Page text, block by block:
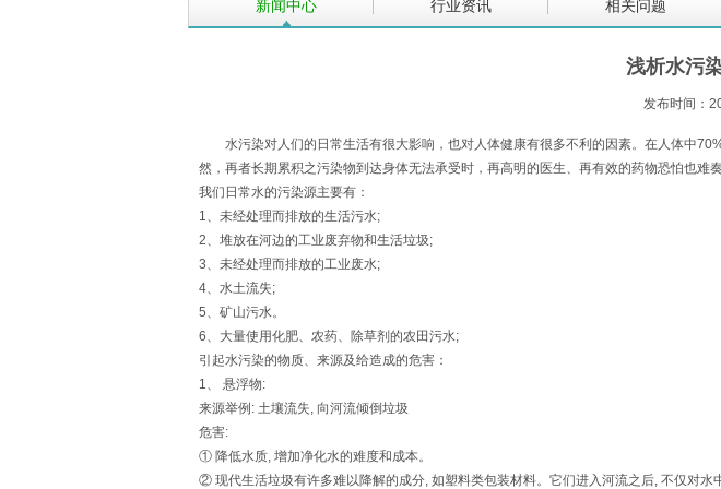
新闻中心 行业资讯 相关问题
浅析水污
发布时间：
水污染对人们的日常生活有很大影响，也对人体健康有很多不利的因素。在人体中
然，再者长期累积之污染物到达身体无法承受时，再高明的医生、再有效的药物恐怕也难
我们日常水的污染源主要有：
1、未经处理而排放的生活污水;
2、堆放在河边的工业废弃物和生活垃圾;
3、未经处理而排放的工业废水;
4、水土流失;
5、矿山污水。
6、大量使用化肥、农药、除草剂的农田污水;
引起水污染的物质、来源及给造成的危害：
1、 悬浮物:
来源举例: 土壤流失, 向河流倾倒垃圾
危害:
① 降低水质, 增加净化水的难度和成本。
② 现代生活垃圾有许多难以降解的成分, 如塑料类包装材料。它们进入河流之后, 不仅对水